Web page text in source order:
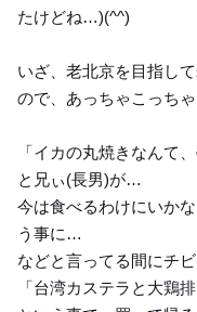
たけどね…)(⁠^⁠^⁠)
いざ、老北京を目指し
ので、あっちゃこっち
「イカの丸焼きなんて
と兄ぃ(長男)が…
今は食べるわけにいか
う事に…
などと言ってる間にチ
「台湾カステラと大鶏